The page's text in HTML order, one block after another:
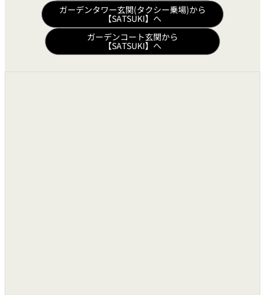
ガーデンタワー玄関(タクシー乗場)から
【SATSUKI】へ
ガーデンコート玄関から
【SATSUKI】へ